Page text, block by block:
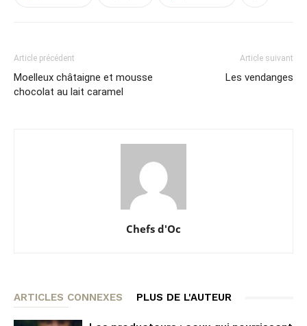
Article précédent
Moelleux châtaigne et mousse
chocolat au lait caramel
Article suivant
Les vendanges
Chefs d'Oc
ARTICLES CONNEXES PLUS DE L'AUTEUR